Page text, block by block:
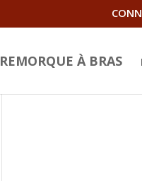
REMORQUE À BRAS